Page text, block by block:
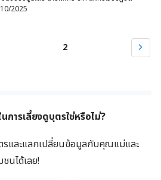
2025
2
การเลี้ยงดูบุตรใช่หรือไม่?
รและแลกเปลี่ยนข้อมูลกับคุณแม่และ
นได้เลย!